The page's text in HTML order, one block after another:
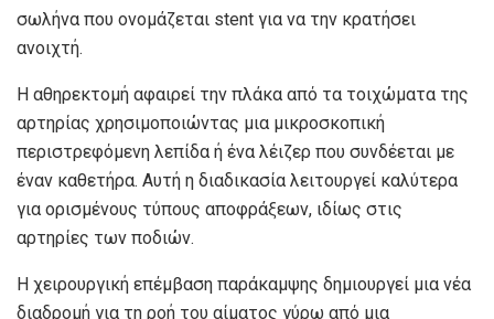
σωλήνα που ονομάζεται stent για να την κρατήσει
ανοιχτή.
Η αθηρεκτομή αφαιρεί την πλάκα από τα τοιχώματα της
αρτηρίας χρησιμοποιώντας μια μικροσκοπική
περιστρεφόμενη λεπίδα ή ένα λέιζερ που συνδέεται με
έναν καθετήρα. Αυτή η διαδικασία λειτουργεί καλύτερα
για ορισμένους τύπους αποφράξεων, ιδίως στις
αρτηρίες των ποδιών.
Η χειρουργική επέμβαση παράκαμψης δημιουργεί μια νέα
διαδρομή για τη ροή του αίματος γύρω από μια